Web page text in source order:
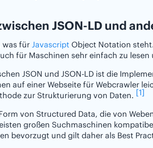
JSON-LD und
was fürJavascript Object Notation
für Maschinen sehr einfach zu
JSON und JSON-LD ist die
auf einer Webseite für Webcrawler
zur Strukturierung von Daten. [1]
von Structured Data, die von
großen Suchmaschinen
bevorzugt und gilt daher als Best